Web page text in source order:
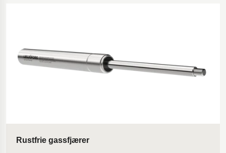
Rustfrie gassfjærer